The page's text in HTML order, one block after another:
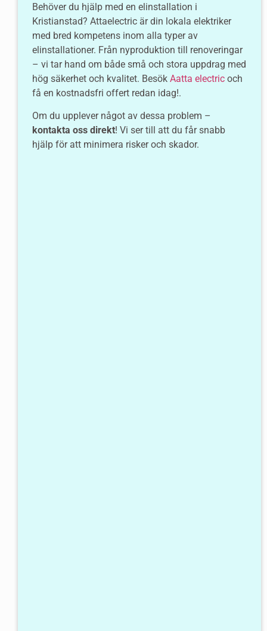
Behöver du hjälp med en elinstallation i
Kristianstad? Attaelectric är din lokala elektriker
med bred kompetens inom alla typer av
elinstallationer. Från nyproduktion till renoveringar
– vi tar hand om både små och stora uppdrag med
hög säkerhet och kvalitet. Besök Aatta electric och
få en kostnadsfri offert redan idag!.
Om du upplever något av dessa problem –
kontakta oss direkt! Vi ser till att du får snabb
hjälp för att minimera risker och skador.